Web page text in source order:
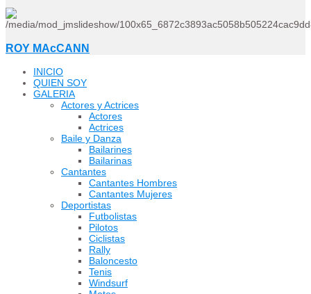
ROY MAcCANN
INICIO
QUIEN SOY
GALERIA
Actores y Actrices
Actores
Actrices
Baile y Danza
Bailarines
Bailarinas
Cantantes
Cantantes Hombres
Cantantes Mujeres
Deportistas
Futbolistas
Pilotos
Ciclistas
Rally
Baloncesto
Tenis
Windsurf